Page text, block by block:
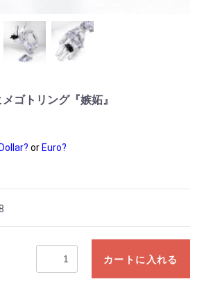
ゴトリング『嫉妬』
or Euro?
カートに入れる